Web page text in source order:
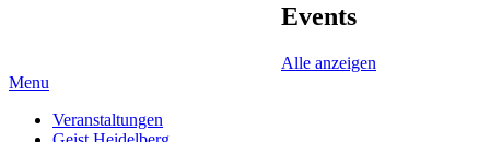
Events
Alle anzeigen
Menu
Veranstaltungen